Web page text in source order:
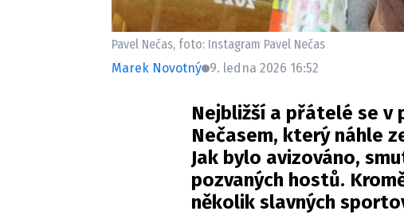
Pavel Nečas, foto: Instagram Pavel Nečas
Marek Novotný 9. ledna 2026 16:52
Nejbližší a přátelé se v
Nečasem, který náhle
Jak bylo avizováno,
pozvaných hostů.
několik slavných